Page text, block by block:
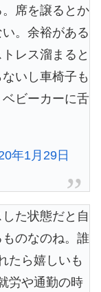
席を譲るとか
。余裕がある
レス溜まると
いし車椅子も
ビーカーに舌
年1月29日
た状態だと自
のなのね。誰
たら嬉しいも
労や通勤の時